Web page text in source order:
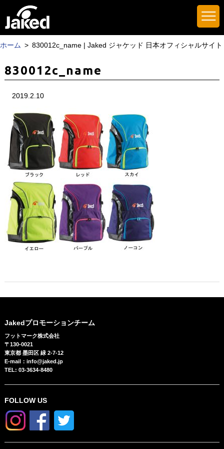
ホーム 830012c_name | Jaked ジャケッド 日本オフィシャルサイト
830012c_name
2019.2.10
Jakedプロモーションチーム
フットマーク株式会社
〒130-0021
東京都 墨田区 緑 2-7-12
E-mail：info@jaked.jp
TEL: 03-3634-8480
FOLLOW US